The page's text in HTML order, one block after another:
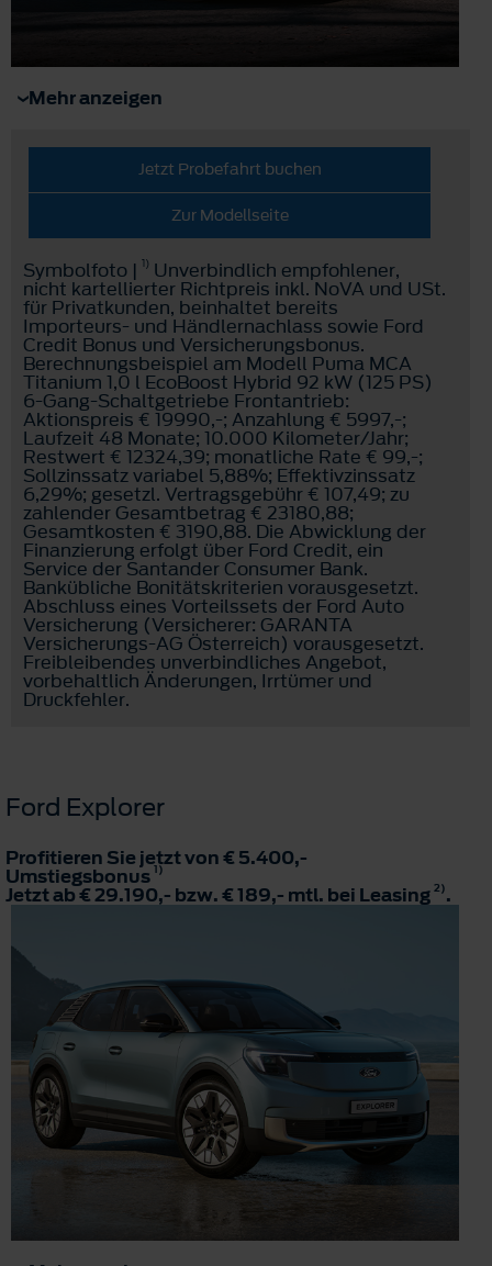
Mehr anzeigen
Jetzt Probefahrt buchen
Zur Modellseite
Symbolfoto | 1) Unverbindlich empfohlener,
nicht kartellierter Richtpreis inkl. NoVA und USt.
für Privatkunden, beinhaltet bereits
Importeurs- und Händlernachlass sowie Ford
Credit Bonus und Versicherungsbonus.
Berechnungsbeispiel am Modell Puma MCA
Titanium 1,0 l EcoBoost Hybrid 92 kW (125 PS)
6-Gang-Schaltgetriebe Frontantrieb:
Aktionspreis € 19990,-; Anzahlung € 5997,-;
Laufzeit 48 Monate; 10.000 Kilometer/Jahr;
Restwert € 12324,39; monatliche Rate € 99,-;
Sollzinssatz variabel 5,88%; Effektivzinssatz
6,29%; gesetzl. Vertragsgebühr € 107,49; zu
zahlender Gesamtbetrag € 23180,88;
Gesamtkosten € 3190,88. Die Abwicklung der
Finanzierung erfolgt über Ford Credit, ein
Service der Santander Consumer Bank.
Bankübliche Bonitätskriterien vorausgesetzt.
Abschluss eines Vorteilssets der Ford Auto
Versicherung (Versicherer: GARANTA
Versicherungs-AG Österreich) vorausgesetzt.
Freibleibendes unverbindliches Angebot,
vorbehaltlich Änderungen, Irrtümer und
Druckfehler.
Ford Explorer
Profitieren Sie jetzt von € 5.400,-
Umstiegsbonus 1)
Jetzt ab € 29.190,- bzw. € 189,- mtl. bei Leasing 2).